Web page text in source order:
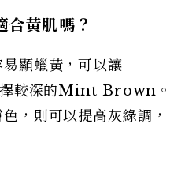
黃肌嗎？
顯蠟黃，可以讓
較深的Mint Brown。
，則可以提高灰綠調，